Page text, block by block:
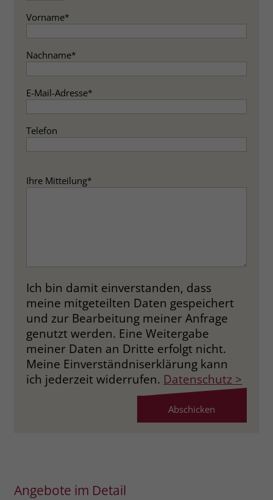
Vorname*
Nachname*
E-Mail-Adresse*
Telefon
Ihre Mitteilung*
Ich bin damit einverstanden, dass
meine mitgeteilten Daten gespeichert
und zur Bearbeitung meiner Anfrage
genutzt werden. Eine Weitergabe
meiner Daten an Dritte erfolgt nicht.
Meine Einverständniserklärung kann
ich jederzeit widerrufen. Datenschutz >
Angebote im Detail